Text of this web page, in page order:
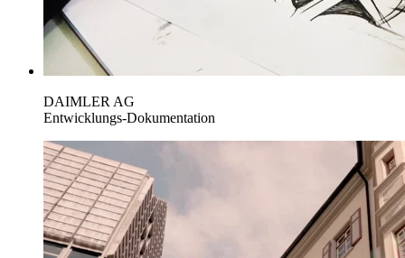
DAIMLER AG
Entwicklungs-Dokumentation